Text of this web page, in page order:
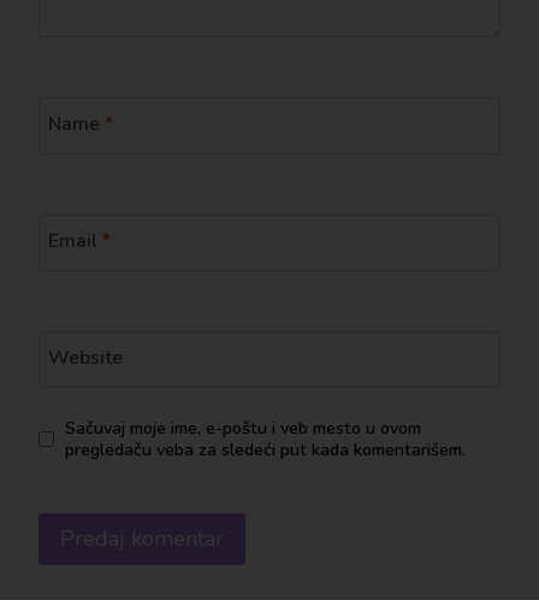
Name *
Email *
Website
Sačuvaj moje ime, e-poštu i veb mesto u ovom
pregledaču veba za sledeći put kada komentarišem.